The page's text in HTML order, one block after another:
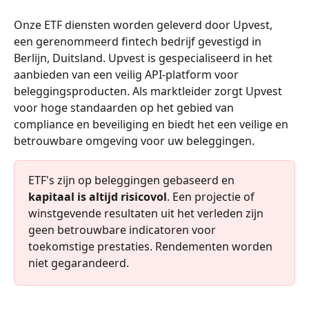
Onze ETF diensten worden geleverd door Upvest,
een gerenommeerd fintech bedrijf gevestigd in
Berlijn, Duitsland. Upvest is gespecialiseerd in het
aanbieden van een veilig API-platform voor
beleggingsproducten. Als marktleider zorgt Upvest
voor hoge standaarden op het gebied van
compliance en beveiliging en biedt het een veilige en
betrouwbare omgeving voor uw beleggingen.
ETF's zijn op beleggingen gebaseerd en
kapitaal is altijd risicovol. Een projectie of
winstgevende resultaten uit het verleden zijn
geen betrouwbare indicatoren voor
toekomstige prestaties. Rendementen worden
niet gegarandeerd.